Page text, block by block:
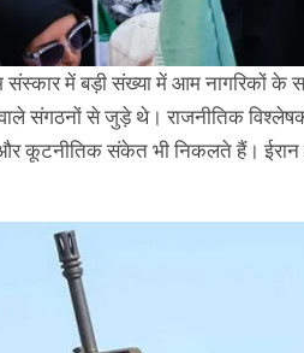
संस्कार में बड़ी संख्या में आम नागरिकों के
संगठनों से जुड़े थे। राजनीतिक
कूटनीतिक संकेत भी निकलते हैं।